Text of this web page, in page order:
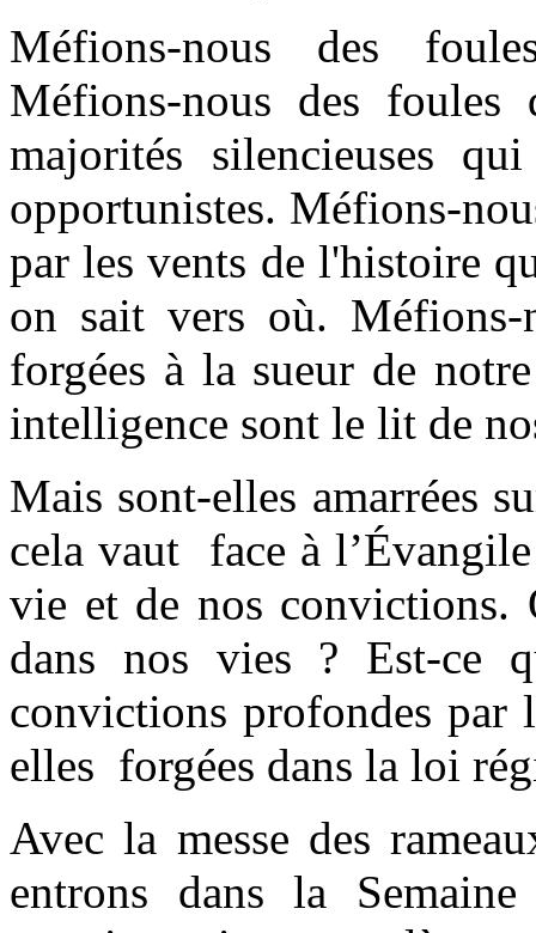
Méfions-nous des
Méfions-nous des
majorités silencieuses
opportunistes. Méfions-
par les vents de l'histoire
on sait vers où. Méfions-
forgées à la sueur de
intelligence sont le lit de
Mais sont-elles amarrées
cela vaut face à
vie et de nos convictions.
dans nos vies ? Est-ce
convictions profondes par
elles forgées dans la loi
Avec la messe des
entrons dans la